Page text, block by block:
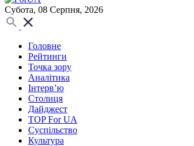
Субота, 08 Серпня, 2026
Головне
Рейтинги
Точка зору
Аналітика
Інтерв’ю
Столиця
Дайджест
TOP For UA
Суспiльство
Культура